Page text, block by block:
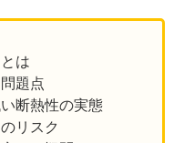
は
題点
断熱性の実態
リスク